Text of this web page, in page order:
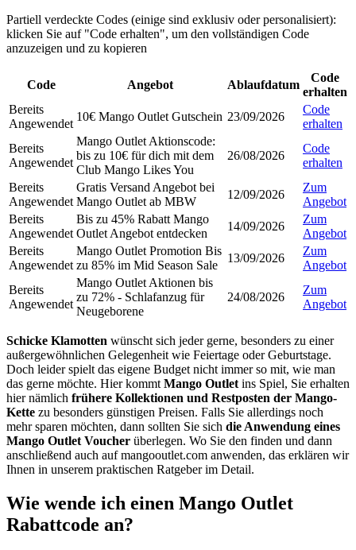
Partiell verdeckte Codes (einige sind exklusiv oder personalisiert):
klicken Sie auf "Code erhalten", um den vollständigen Code
anzuzeigen und zu kopieren
Code Angebot Ablaufdatum
Code
erhalten
Bereits
Angewendet
10€ Mango Outlet Gutschein 23/09/2026
Code
erhalten
Bereits
Angewendet
Mango Outlet Aktionscode:
bis zu 10€ für dich mit dem
Club Mango Likes You
26/08/2026
Code
erhalten
Bereits
Angewendet
Gratis Versand Angebot bei
Mango Outlet ab MBW
12/09/2026
Zum
Angebot
Bereits
Angewendet
Bis zu 45% Rabatt Mango
Outlet Angebot entdecken
14/09/2026
Zum
Angebot
Bereits
Angewendet
Mango Outlet Promotion Bis
zu 85% im Mid Season Sale
13/09/2026
Zum
Angebot
Bereits
Angewendet
Mango Outlet Aktionen bis
zu 72% - Schlafanzug für
Neugeborene
24/08/2026
Zum
Angebot
Schicke Klamotten wünscht sich jeder gerne, besonders zu einer
außergewöhnlichen Gelegenheit wie Feiertage oder Geburtstage.
Doch leider spielt das eigene Budget nicht immer so mit, wie man
das gerne möchte. Hier kommt Mango Outlet ins Spiel, Sie erhalten
hier nämlich frühere Kollektionen und Restposten der Mango-
Kette zu besonders günstigen Preisen. Falls Sie allerdings noch
mehr sparen möchten, dann sollten Sie sich die Anwendung eines
Mango Outlet Voucher überlegen. Wo Sie den finden und dann
anschließend auch auf mangooutlet.com anwenden, das erklären wir
Ihnen in unserem praktischen Ratgeber im Detail.
Wie wende ich einen Mango Outlet
Rabattcode an?